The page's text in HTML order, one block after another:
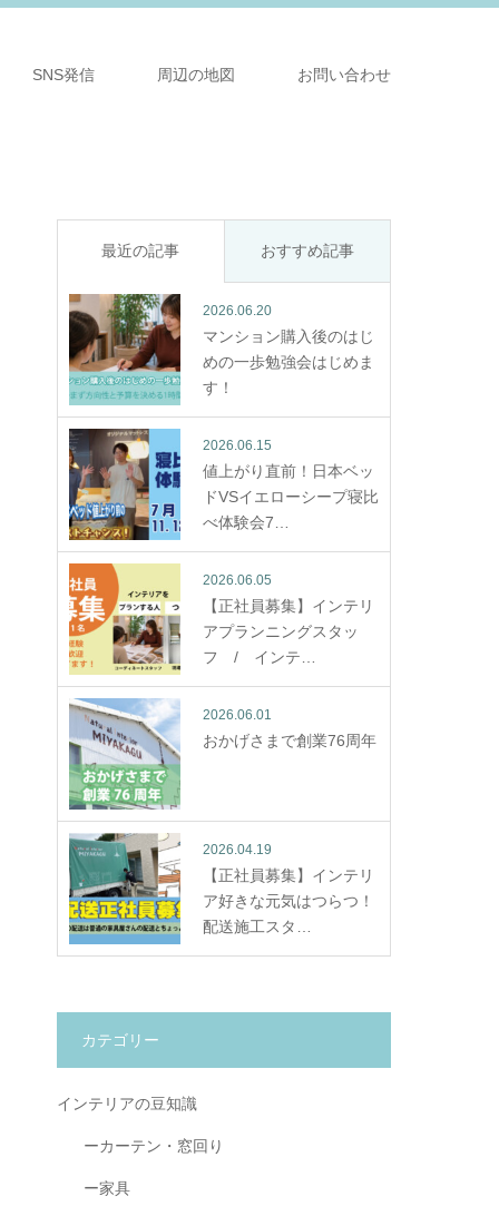
SNS発信 周辺の地図 お問い合わせ
最近の記事 おすすめ記事
2026.06.20
マンション購入後のはじ
めの一歩勉強会はじめま
す！
2026.06.15
値上がり直前！日本ベッ
ドVSイエローシープ寝比
べ体験会7…
2026.06.05
【正社員募集】インテリ
アプランニングスタッ
フ / インテ…
2026.06.01
おかげさまで創業76周年
2026.04.19
【正社員募集】インテリ
ア好きな元気はつらつ！
配送施工スタ…
カテゴリー
インテリアの豆知識
ーカーテン・窓回り
ー家具